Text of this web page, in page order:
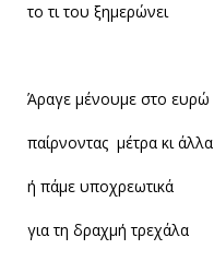
το τι του ξημερώνει
Άραγε μένουμε στο ευρώ
παίρνοντας μέτρα κι άλλα
ή πάμε υποχρεωτικά
για τη δραχμή τρεχάλα